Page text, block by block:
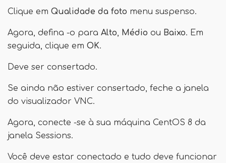
Clique em Qualidade da foto menu suspenso.
Agora, defina -o para Alto, Médio ou Baixo. Em
seguida, clique em OK.
Deve ser consertado.
Se ainda não estiver consertado, feche a janela
do visualizador VNC.
Agora, conecte -se à sua máquina CentOS 8 da
janela Sessions.
Você deve estar conectado e tudo deve funcionar